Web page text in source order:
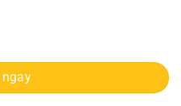
- Viên uống bổ não (100 viên) số